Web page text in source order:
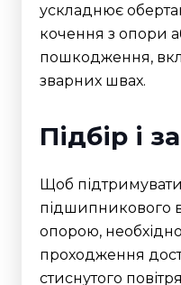
ускладнює
кочення з опори
пошкодження,
зварних швах.
Підбір і
Щоб
підшипникового
опорою,
проходження
стиснутого